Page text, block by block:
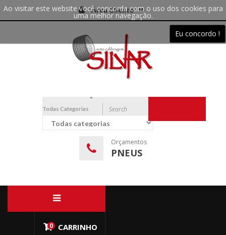
Ao visitar este website você concorda com o uso dos cookies para
uma melhor navegação.
Eu concordo !
Área Cliente
Todas Categorias
Orçamentos
PNEUS
0 CARRINHO